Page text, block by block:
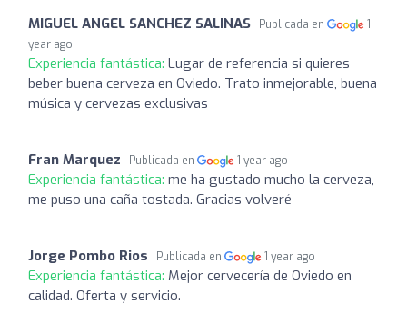
MIGUEL ANGEL SANCHEZ SALINAS Publicada en
1
year ago
Experiencia fantástica: Lugar de referencia si quieres
beber buena cerveza en Oviedo. Trato inmejorable, buena
música y cervezas exclusivas
Fran Marquez Publicada en 1 year ago
Experiencia fantástica: me ha gustado mucho la cerveza,
me puso una caña tostada. Gracias volveré
Jorge Pombo Rios Publicada en 1 year ago
Experiencia fantástica: Mejor cervecería de Oviedo en
calidad. Oferta y servicio.